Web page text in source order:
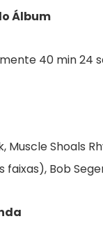
Álbum
40 min 24
Muscle Shoals
faixas), Bob